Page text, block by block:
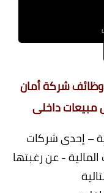
والمعاهد
وظائف شركة أمان
مبيعات داخلى
– إحدى شركات
- عن رغبتها